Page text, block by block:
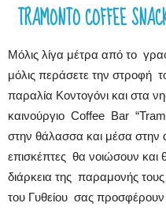
TRAMONTO COFFEE
Μόλις λίγα μέτρα από το
μόλις περάσετε την στροφή
παραλία Κοντογόνι και στα
καινούργιο Coffee Bar
στην θάλασσα και μέσα στην
επισκέπτες θα νοιώσουν
διάρκεια της παραμονής
του Γυθείου σας